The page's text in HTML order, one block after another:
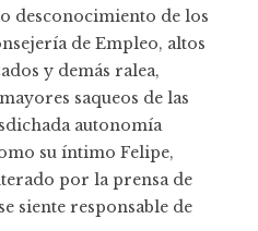
desconocimiento de los
de Empleo, altos
y demás ralea,
saqueos de las
autonomía
su íntimo Felipe,
por la prensa de
siente responsable de